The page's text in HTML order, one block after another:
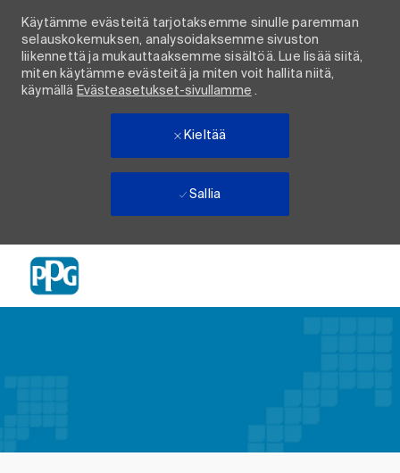
Käytämme evästeitä tarjotaksemme sinulle paremman
selauskokemuksen, analysoidaksemme sivuston
liikennettä ja mukauttaaksemme sisältöä. Lue lisää siitä,
miten käytämme evästeitä ja miten voit hallita niitä,
käymällä Evästeasetukset-sivullamme .
Kieltää
Sallia